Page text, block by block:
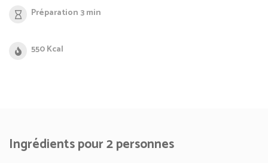
Préparation 3 min
550 Kcal
Ingrédients pour 2 personnes